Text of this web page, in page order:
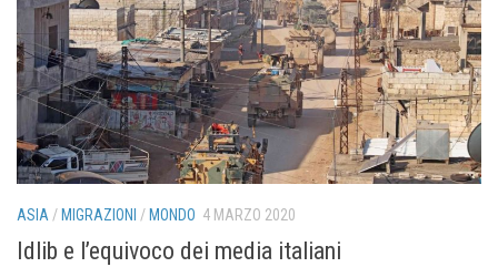
ASIA / MIGRAZIONI / MONDO 4 MARZO 2020
Idlib e l’equivoco dei media italiani